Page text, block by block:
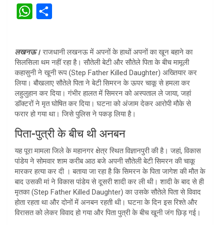
W
s
A
p
p
e
लखनऊ। राजधानी लखनऊ में अपनों के हाथों अपनों का खून बहाने का
सिलसिला थम नहीं रहा है। सौतेली बेटी और सौतेले पिता के बीच मामूली
कहासुनी ने खूनी रूप (Step Father Killed Daughter) अख्तियार कर
लिया। बौखलाए सौतेले पिता ने बेटी सिमरन के ऊपर चाकू से हमला कर
लहुलुहान कर दिया। गंभीर हालत में सिमरन को अस्पताल ले जाया, जहां
डॉक्टरों ने मृत घोषित कर दिया। घटना को अंजाम देकर आरोपी मौके से
फरार हो गया था। जिसे पुलिस ने पकड़ लिया है।
पिता-पुत्री के बीच थी अनबन
यह पूरा मामला जिले के महानगर क्षेत्र स्थित विज्ञानपुरी की है। जहां, विकास
पांडेय ने सोमवार शाम करीब आठ बजे अपनी सौतेली बेटी सिमरन की चाकू
मारकर हत्या कर दी । बताया जा रहा है कि सिमरन के पिता जागेश की मौत के
बाद उसकी मां ने विकास पांडेय से दूसरी शादी कर ली थी। शादी के बाद से ही
मृतका (Step Father Killed Daughter) का उसके सौतेले पिता से विवाद
होता रहता था और दोनों में अनबन रहती थी। घटना के दिन इस रिश्ते और
विरासत को लेकर विवाद हो गया और पिता पुत्री के बीच खूनी जंग छिड़ गई।